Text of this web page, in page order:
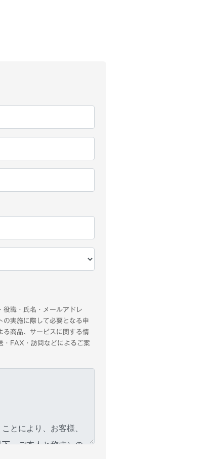
役職・氏名・メールアドレ
の実施に際して必要となる申
る商品、サービスに関する情
・FAX・訪問などによるご案